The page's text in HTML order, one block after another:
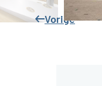
Vorige